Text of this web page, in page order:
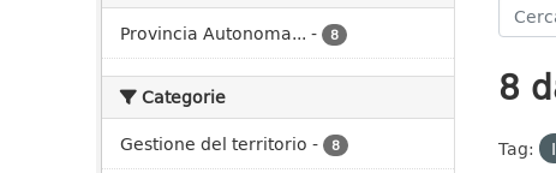
Provincia Autonoma... - 8
Categorie
Gestione del territorio - 8
8
Tag: